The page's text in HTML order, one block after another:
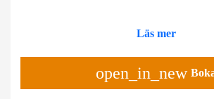
Läs mer
open_in_new